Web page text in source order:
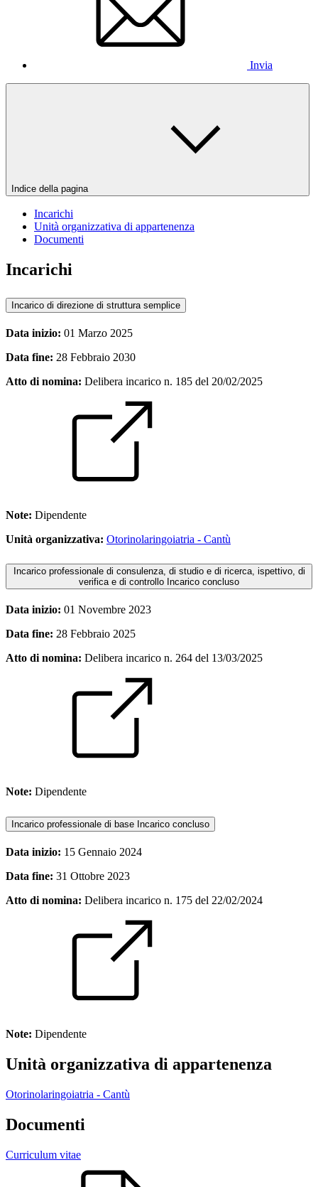
Invia
Indice della pagina
Incarichi
Unità organizzativa di appartenenza
Documenti
Incarichi
Incarico di direzione di struttura semplice
Data inizio: 01 Marzo 2025
Data fine: 28 Febbraio 2030
Atto di nomina: Delibera incarico n. 185 del 20/02/2025
Note: Dipendente
Unità organizzativa: Otorinolaringoiatria - Cantù
Incarico professionale di consulenza, di studio e di ricerca, ispettivo, di
verifica e di controllo Incarico concluso
Data inizio: 01 Novembre 2023
Data fine: 28 Febbraio 2025
Atto di nomina: Delibera incarico n. 264 del 13/03/2025
Note: Dipendente
Incarico professionale di base Incarico concluso
Data inizio: 15 Gennaio 2024
Data fine: 31 Ottobre 2023
Atto di nomina: Delibera incarico n. 175 del 22/02/2024
Note: Dipendente
Unità organizzativa di appartenenza
Otorinolaringoiatria - Cantù
Documenti
Curriculum vitae